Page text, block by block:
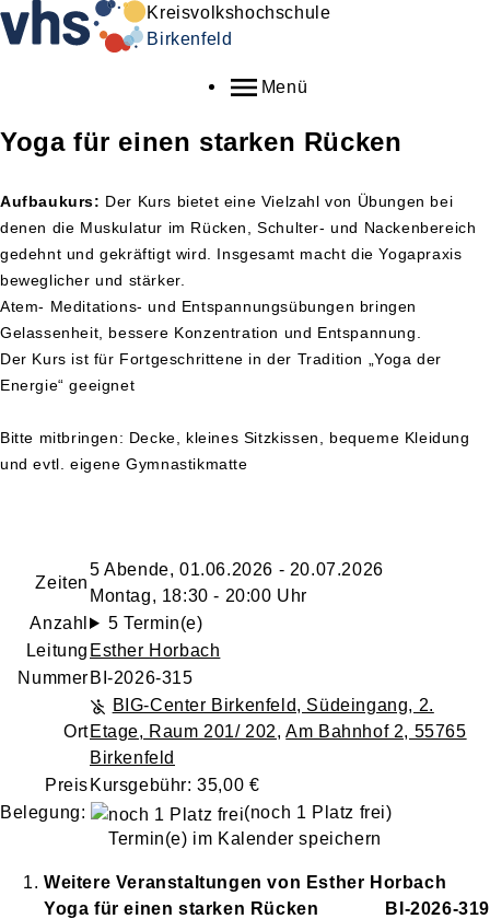
Kreisvolkshochschule
Birkenfeld
Menü
Yoga für einen starken Rücken
Aufbaukurs: Der Kurs bietet eine Vielzahl von Übungen bei
denen die Muskulatur im Rücken, Schulter- und Nackenbereich
gedehnt und gekräftigt wird. Insgesamt macht die Yogapraxis
beweglicher und stärker.
Atem- Meditations- und Entspannungsübungen bringen
Gelassenheit, bessere Konzentration und Entspannung.
Der Kurs ist für Fortgeschrittene in der Tradition „Yoga der
Energie“ geeignet
Bitte mitbringen: Decke, kleines Sitzkissen, bequeme Kleidung
und evtl. eigene Gymnastikmatte
Zeiten
5 Abende, 01.06.2026 - 20.07.2026
Montag, 18:30 - 20:00 Uhr
Anzahl
5 Termin(e)
Leitung Esther Horbach
Nummer BI-2026-315
Ort
BIG-Center Birkenfeld, Südeingang, 2.
Etage, Raum 201/ 202,Am Bahnhof 2, 55765
Birkenfeld
Preis Kursgebühr: 35,00 €
Belegung:
(noch 1 Platz frei)
Termin(e) im Kalender speichern
Weitere Veranstaltungen von Esther Horbach
Yoga für einen starken Rücken
BI-2026-319